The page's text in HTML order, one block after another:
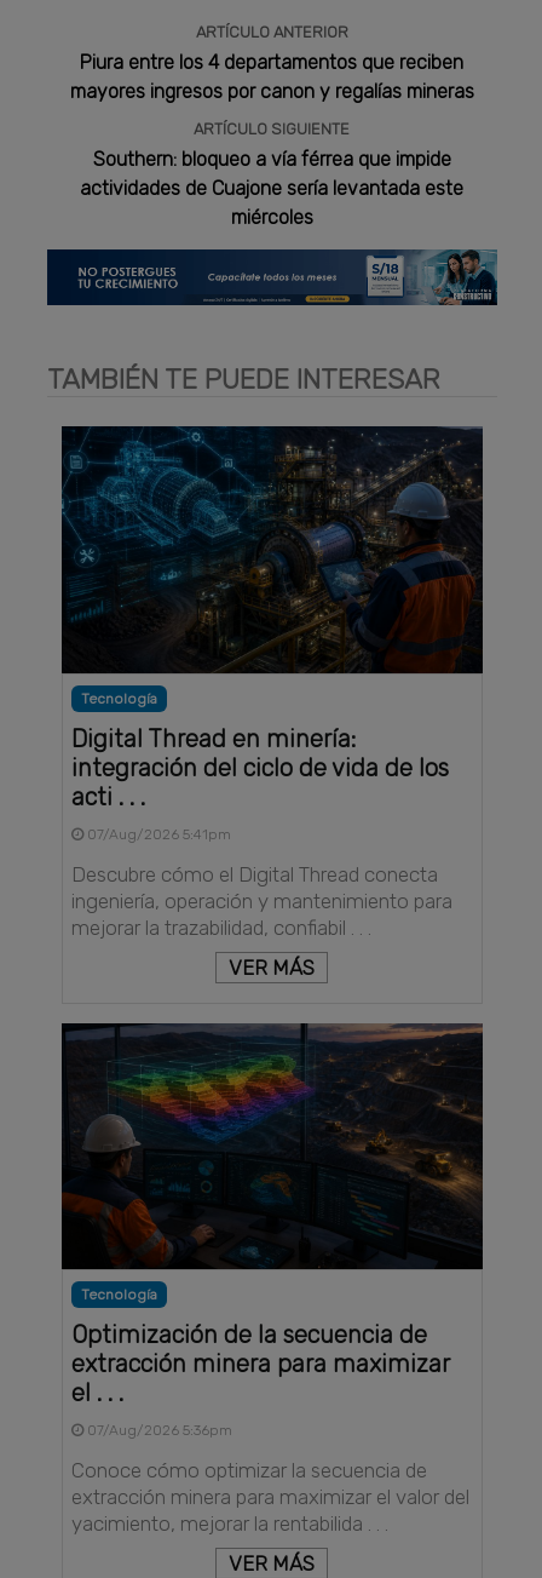
ARTÍCULO ANTERIOR
Piura entre los 4 departamentos que reciben
mayores ingresos por canon y regalías mineras
ARTÍCULO SIGUIENTE
Southern: bloqueo a vía férrea que impide
actividades de Cuajone sería levantada este
miércoles
TAMBIÉN TE PUEDE INTERESAR
Tecnología
Digital Thread en minería:
integración del ciclo de vida de los
acti . . .
07/Aug/2026 5:41pm
Descubre cómo el Digital Thread conecta
ingeniería, operación y mantenimiento para
mejorar la trazabilidad, confiabil . . .
VER MÁS
Tecnología
Optimización de la secuencia de
extracción minera para maximizar
el . . .
07/Aug/2026 5:36pm
Conoce cómo optimizar la secuencia de
extracción minera para maximizar el valor del
yacimiento, mejorar la rentabilida . . .
VER MÁS